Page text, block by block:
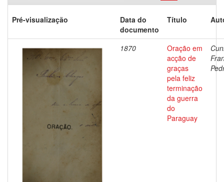
Pré-visualização
Data do
documento
Título
1870
Oração em
acção de
graças
pela feliz
terminação
da guerra
do
Paraguay